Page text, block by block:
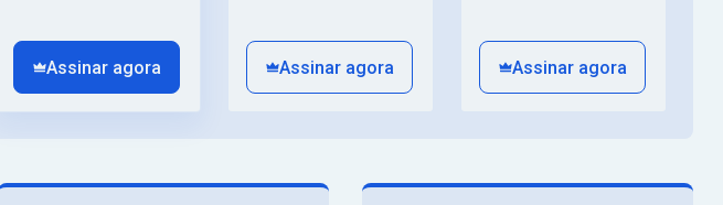
Assinar agora Assinar agora Assinar agora